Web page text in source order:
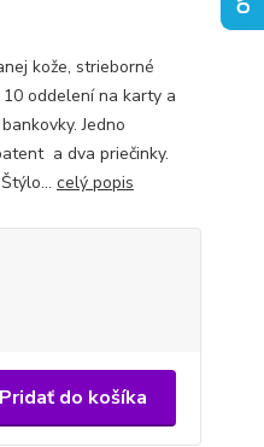
kože, strieborné
10 oddelení na karty a
Jedno
a dva priečinky.
celý popis
Pridať do košíka